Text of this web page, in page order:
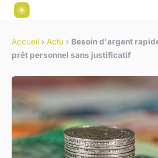
Accueil › Actu › Besoin d'argent
prêt personnel sans justificatif